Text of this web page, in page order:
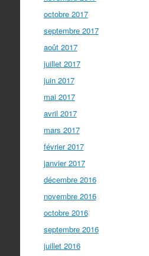
octobre 2017
septembre 2017
août 2017
juillet 2017
juin 2017
mai 2017
avril 2017
mars 2017
février 2017
janvier 2017
décembre 2016
novembre 2016
octobre 2016
septembre 2016
juillet 2016